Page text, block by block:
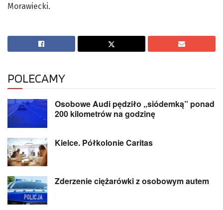
Morawiecki.
POLECAMY
Osobowe Audi pędziło „siódemką” ponad
200 kilometrów na godzinę
Kielce. Półkolonie Caritas
Zderzenie ciężarówki z osobowym autem